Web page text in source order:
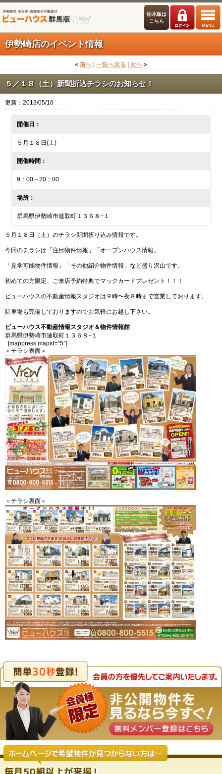
栃木版は
こちら
伊勢崎店のイベント情報
« 前へ 一覧へ戻る 次へ »
５／１８（土）新聞折込チラシのお知らせ！
更新：2013/05/16
開催日：
５月１８日(土)
開催時間：
9：00～20：00
場所：
群馬県伊勢崎市連取町１３６８−１
５月１８日（土）のチラシ新聞折り込み情報です。
今回のチラシは「注目物件情報」「オープンハウス情報」
「見学可能物件情報」「その他紹介物件情報」など盛り沢山です。
初めての方限定、ご来店予約特典でマックカードプレゼント！！！
ビューハウスの不動産情報スタジオは９時〜夜８時まで営業しております。
駐車場も完備しておりますのでお気軽にお越し下さい。
ビューハウス不動産情報スタジオ＆物件情報館
群馬県伊勢崎市連取町１３６８−１
[mappress mapid=”5″]
＜チラシ表面＞
＜チラシ裏面＞